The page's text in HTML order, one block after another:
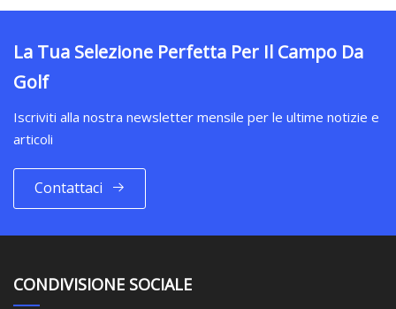
La Tua Selezione Perfetta Per Il Campo Da
Golf
Iscriviti alla nostra newsletter mensile per le ultime notizie e
articoli
Contattaci
CONDIVISIONE SOCIALE